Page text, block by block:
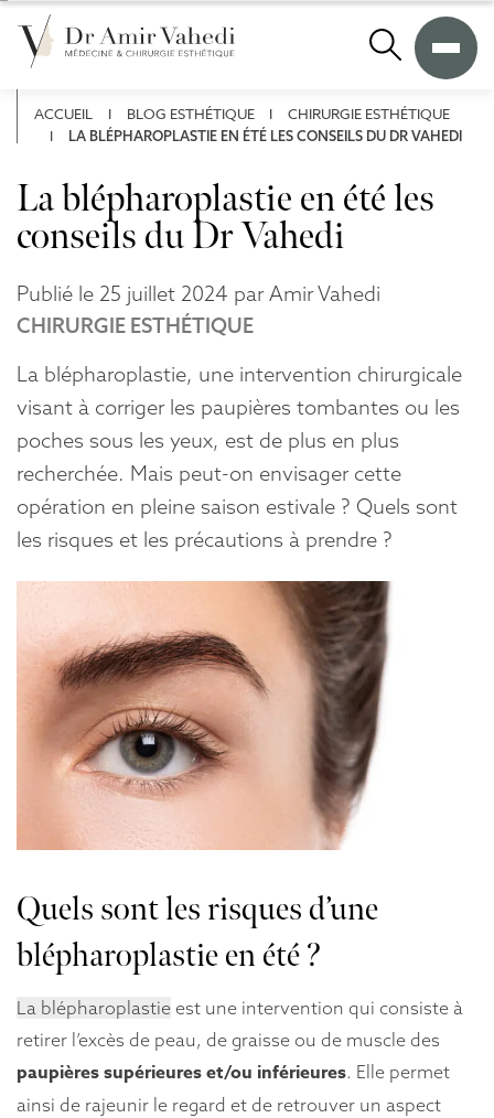
A
Recherche
ACCUEIL I BLOG ESTHÉTIQUE I
CHIRURGIE ESTHÉTIQUE
I
LA BLÉPHAROPLASTIE EN ÉTÉ LES CONSEILS DU DR VAHEDI
La blépharoplastie en été les
conseils du Dr Vahedi
Publié le 25 juillet 2024 par Amir Vahedi
CHIRURGIE ESTHÉTIQUE
La blépharoplastie, une intervention chirurgicale
visant à corriger les paupières tombantes ou les
poches sous les yeux, est de plus en plus
recherchée. Mais peut-on envisager cette
opération en pleine saison estivale ? Quels sont
les risques et les précautions à prendre ?
Quels sont les risques d’une
blépharoplastie en été ?
La blépharoplastie est une intervention qui consiste à
retirer l’excès de peau, de graisse ou de muscle des
paupières supérieures et/ou inférieures. Elle permet
ainsi de rajeunir le regard et de retrouver un aspect